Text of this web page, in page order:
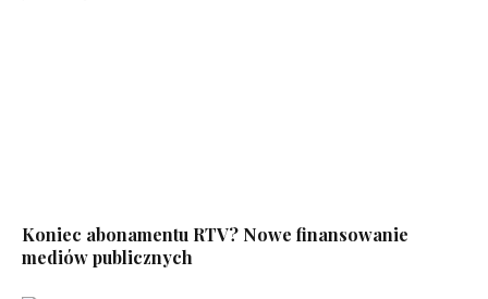
Koniec abonamentu RTV? Nowe finansowanie
mediów publicznych